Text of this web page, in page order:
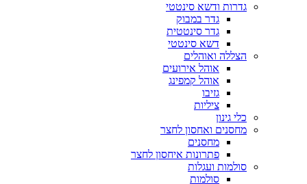
גדרות ודשא סינטטי
גדר במבוק
גדר סינטטית
דשא סינטטי
הצללה ואוהלים
אוהל אירועים
אוהל קמפינג
גזיבו
ציליות
כלי גינון
מחסנים ואחסון לחצר
מחסנים
פתרונות איחסון לחצר
סולמות ועגלות
סולמות